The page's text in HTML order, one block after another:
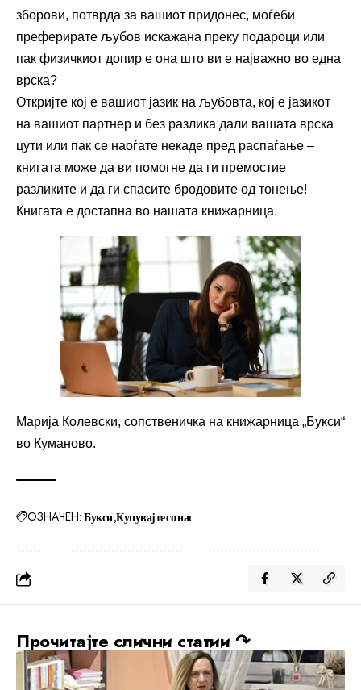
зборови, потврда за вашиот придонес, моѓеби
преферирате љубов искажана преку подароци или
пак физичкиот допир е она што ви е најважно во една
врска?
Откријте кој е вашиот јазик на љубовта, кој е јазикот
на вашиот партнер и без разлика дали вашата врска
цути или пак се наоѓате некаде пред распаѓање –
книгата може да ви помогне да ги премостие
разликите и да ги спасите бродовите од тонење!
Книгата е достапна во нашата книжарница.
Марија Колевски, сопственичка на книжарница „Букси“
во Куманово.
ОЗНАЧЕН: Букси Купувајте со нас
Прочитајте слични статии ↷